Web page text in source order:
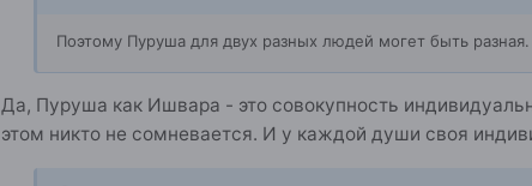
Поэтому Пуруша для двух разных людей могет быть разная.
Да, Пуруша как Ишвара - это совокупность
этом никто не сомневается. И у каждой души своя